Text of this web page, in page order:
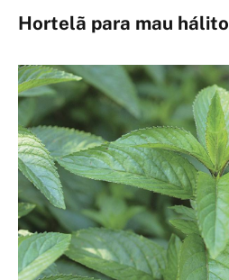
Hortelã para mau hálito